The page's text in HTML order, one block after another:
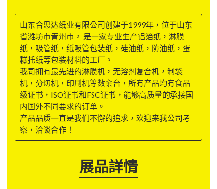
山东合思达纸业有限公司创建于1999年，位于山东
省潍坊市青州市。 是一家专业生产铝箔纸，淋膜
纸，吸管纸，纸吸管包装纸，硅油纸，防油纸，蛋
糕托纸等包装材料的工厂。
我司拥有最先进的淋膜机，无溶剂复合机，制袋
机，分切机，印刷机等数余台，所有产品均有食品
级证书，ISO证书和FSC证书，能够高质量的承接国
内国外不同要求的订单。
产品品质一直是我们不懈的追求，欢迎来我公司考
察，洽谈合作！
展品詳情